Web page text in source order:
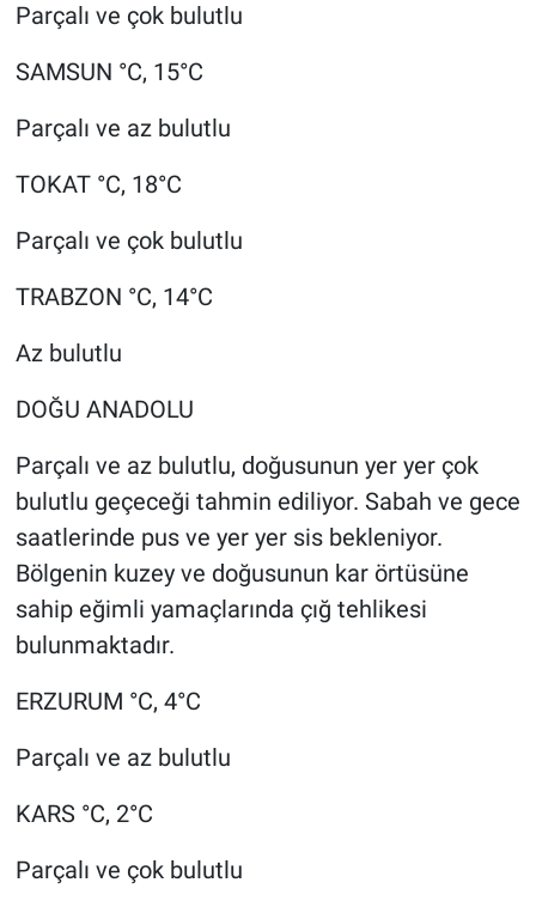
Parçalı ve çok bulutlu
SAMSUN °C, 15°C
Parçalı ve az bulutlu
TOKAT °C, 18°C
Parçalı ve çok bulutlu
TRABZON °C, 14°C
Az bulutlu
DOĞU ANADOLU
Parçalı ve az bulutlu, doğusunun yer yer çok
bulutlu geçeceği tahmin ediliyor. Sabah ve gece
saatlerinde pus ve yer yer sis bekleniyor.
Bölgenin kuzey ve doğusunun kar örtüsüne
sahip eğimli yamaçlarında çığ tehlikesi
bulunmaktadır.
ERZURUM °C, 4°C
Parçalı ve az bulutlu
KARS °C, 2°C
Parçalı ve çok bulutlu